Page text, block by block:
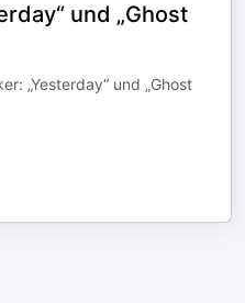
und „Ghost
„Yesterday“ und „Ghost